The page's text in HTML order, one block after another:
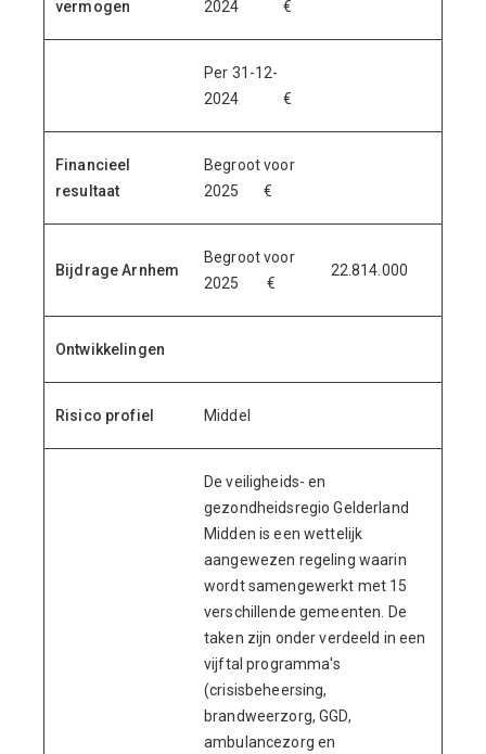
vermogen
2024 €
Per 31-12-
2024 €
Financieel
resultaat
Begroot voor
2025 €
Bijdrage Arnhem
Begroot voor
2025 €
22.814.000
Ontwikkelingen
Risico profiel Middel
De veiligheids- en
gezondheidsregio Gelderland
Midden is een wettelijk
aangewezen regeling waarin
wordt samengewerkt met 15
verschillende gemeenten. De
taken zijn onder verdeeld in een
vijftal programma's
(crisisbeheersing,
brandweerzorg, GGD,
ambulancezorg en